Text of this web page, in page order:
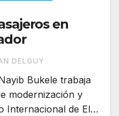
DELGUY
Bukele trabaja
modernización y
Internacional de El…